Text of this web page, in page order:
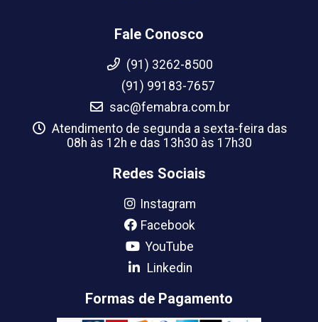
Fale Conosco
(91) 3262-8500
(91) 99183-7657
sac@femabra.com.br
Atendimento de segunda a sexta-feira das
08h às 12h e das 13h30 às 17h30
Redes Sociais
Instagram
Facebook
YouTube
Linkedin
Formas de Pagamento